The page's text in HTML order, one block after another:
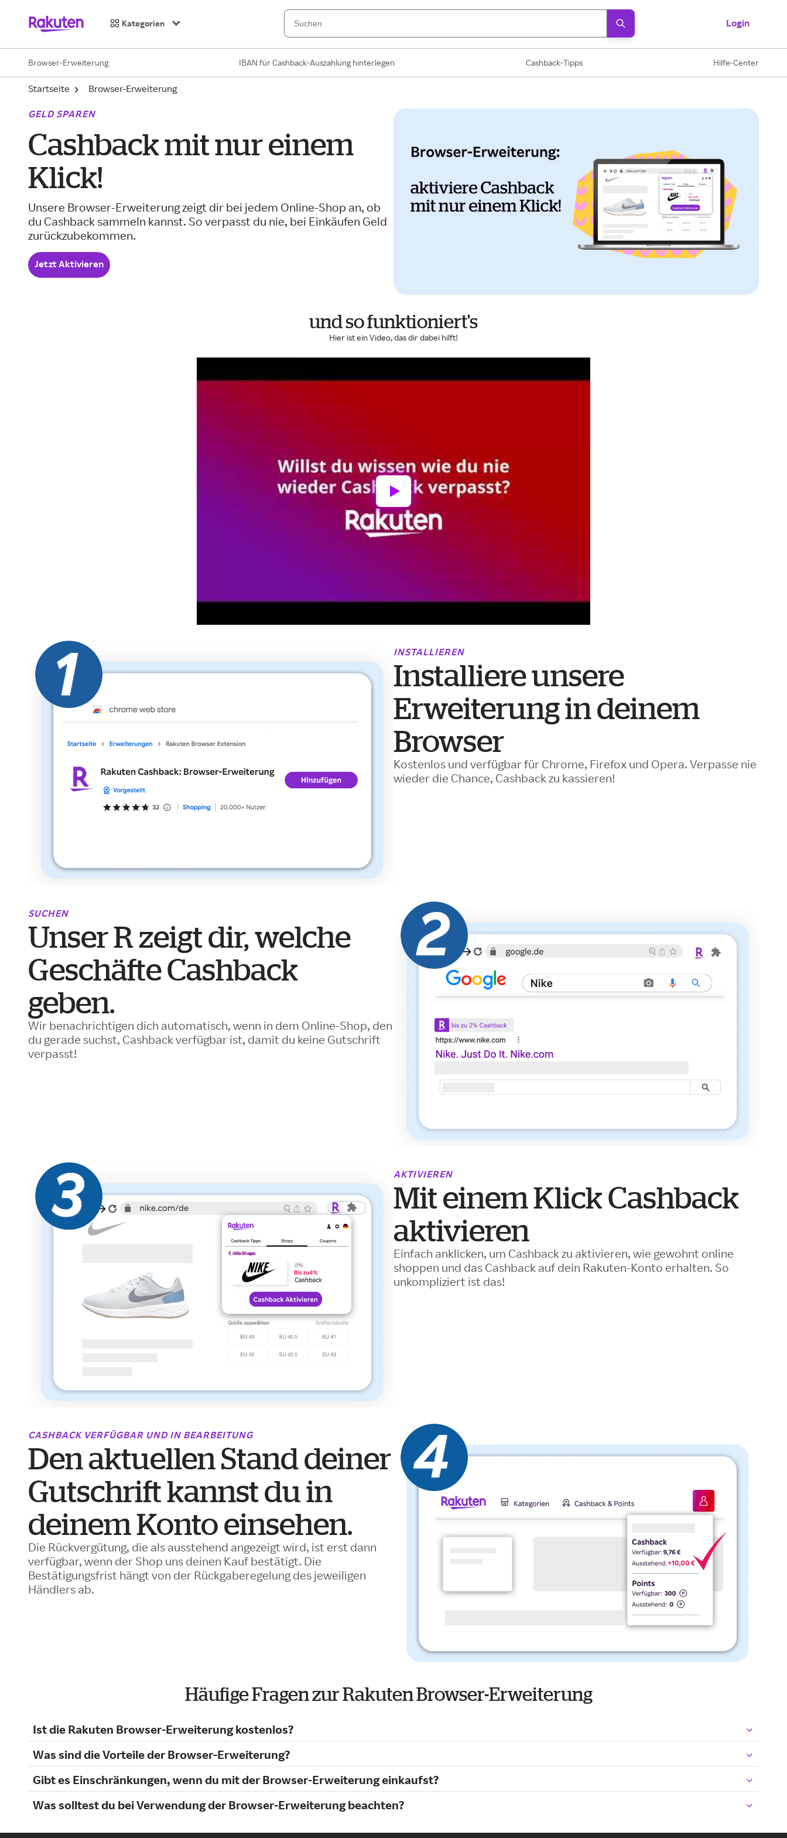
Kategorien Login
Browser-Erweiterung IBAN für Cashback-Auszahlung hinterlegen Cashback-Tipps Hilfe-Center
Startseite Browser-Erweiterung
GELD SPAREN
Cashback mit nur einem
Klick!
Unsere Browser-Erweiterung zeigt dir bei jedem Online-Shop an, ob
du Cashback sammeln kannst. So verpasst du nie, bei Einkäufen Geld
zurückzubekommen.
Jetzt Aktivieren
und so funktioniert's
Hier ist ein Video, das dir dabei hilft!
INSTALLIEREN
Installiere unsere
Erweiterung in deinem
Browser
Kostenlos und verfügbar für Chrome, Firefox und Opera. Verpasse nie
wieder die Chance, Cashback zu kassieren!
SUCHEN
Unser R zeigt dir, welche
Geschäfte Cashback
geben.
Wir benachrichtigen dich automatisch, wenn in dem Online-Shop, den
du gerade suchst, Cashback verfügbar ist, damit du keine Gutschrift
verpasst!
AKTIVIEREN
Mit einem Klick Cashback
aktivieren
Einfach anklicken, um Cashback zu aktivieren, wie gewohnt online
shoppen und das Cashback auf dein Rakuten-Konto erhalten. So
unkompliziert ist das!
CASHBACK VERFÜGBAR UND IN BEARBEITUNG
Den aktuellen Stand deiner
Gutschrift kannst du in
deinem Konto einsehen.
Die Rückvergütung, die als ausstehend angezeigt wird, ist erst dann
verfügbar, wenn der Shop uns deinen Kauf bestätigt. Die
Bestätigungsfrist hängt von der Rückgaberegelung des jeweiligen
Händlers ab.
Häufige Fragen zur Rakuten Browser-Erweiterung
Ist die Rakuten Browser-Erweiterung kostenlos?
Was sind die Vorteile der Browser-Erweiterung?
Gibt es Einschränkungen, wenn du mit der Browser-Erweiterung einkaufst?
Was solltest du bei Verwendung der Browser-Erweiterung beachten?